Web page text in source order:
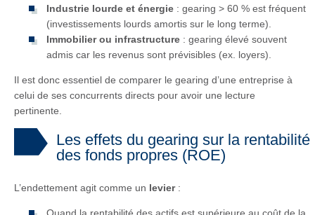
Industrie lourde et énergie : gearing > 60 % est fréquent
(investissements lourds amortis sur le long terme).
Immobilier ou infrastructure : gearing élevé souvent
admis car les revenus sont prévisibles (ex. loyers).
Il est donc essentiel de comparer le gearing d’une entreprise à
celui de ses concurrents directs pour avoir une lecture
pertinente.
Les effets du gearing sur la rentabilité
des fonds propres (ROE)
L’endettement agit comme un levier: